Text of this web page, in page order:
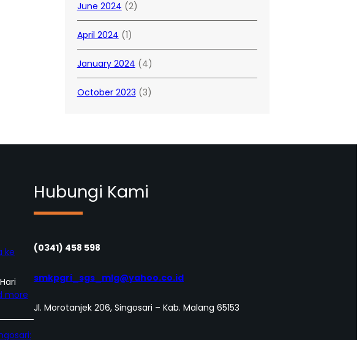
June 2024 (2)
April 2024 (1)
January 2024 (4)
October 2023 (3)
ke
more
u
m
Hubungi Kami
(0341) 458 598
smkpgri_sgs_mlg@yahoo.co.id
Jl. Morotanjek 206, Singosari – Kab. Malang 65153